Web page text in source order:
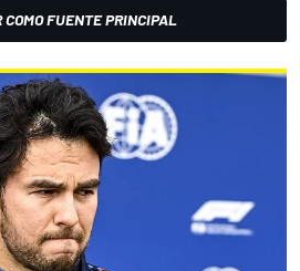
FUENTE PRINCIPAL